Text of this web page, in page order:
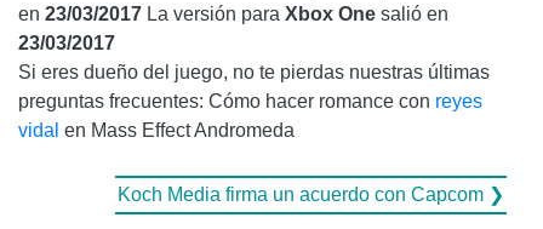
en 23/03/2017 La versión para Xbox One salió en
23/03/2017
Si eres dueño del juego, no te pierdas nuestras últimas
preguntas frecuentes: Cómo hacer romance con reyes
vidal en Mass Effect Andromeda
Koch Media firma un acuerdo con Capcom ❯